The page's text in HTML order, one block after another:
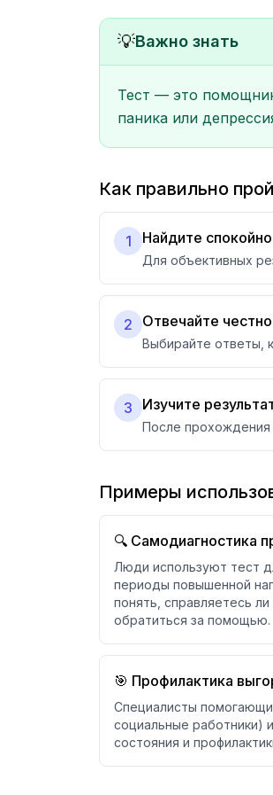
💡Важно знать
Тест — это
паника или
Как правильно
1 Найдите
Для объективных
2 Отвечайте
Выбирайте ответы,
3 Изучите
После прохождения
Примеры
🔍 Самодиагностика
Люди используют тест
периоды повышенной
понять, справляетесь
обратиться за помощью.
🎯 Профилактика
Специалисты
социальные работники)
состояния и